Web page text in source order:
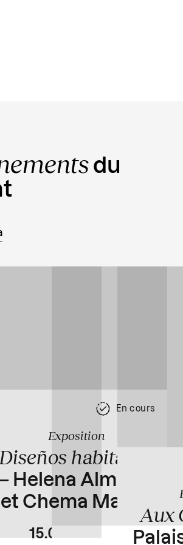
du
En cours
Exposition
Diseños habitados
– Helena Almeida
et Chema Madoz
15.04 23.08
Aux